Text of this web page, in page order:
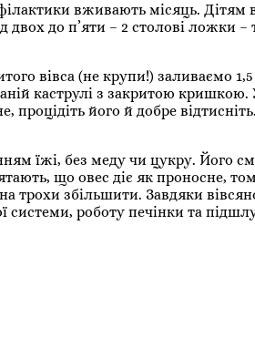
вживають місяць. Дітям
до п’яти – 2 столові ложки –
вівса (не крупи!) заливаємо
каструлі з закритою кришкою.
його й добре
їжі, без меду чи цукру.
що овес діє як проносне,
збільшити. Завдяки
системи, роботу печінки та